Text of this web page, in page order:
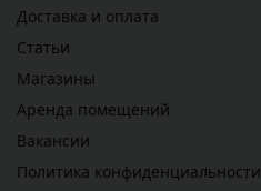
Доставка и оплата
Статьи
Магазины
Аренда помещений
Вакансии
Политика конфиденциальности